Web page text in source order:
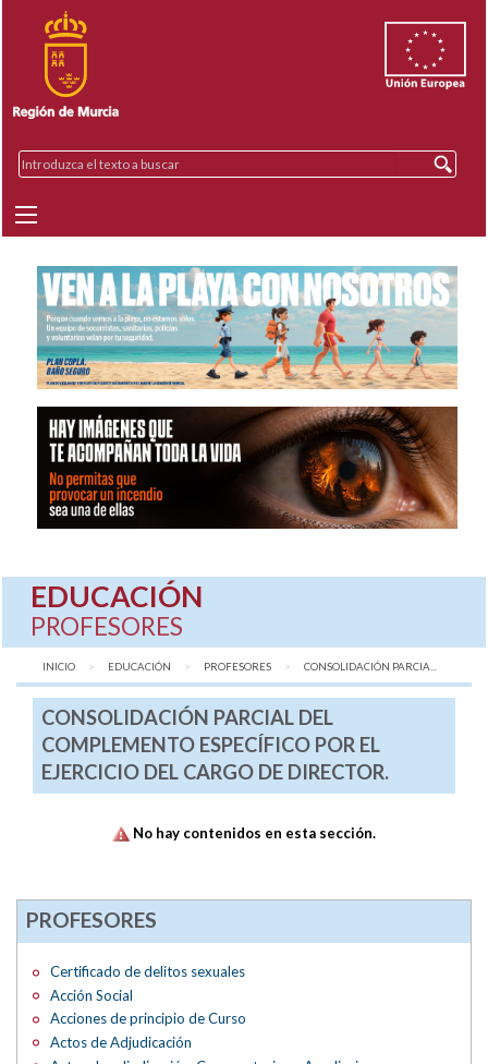
EDUCACIÓN
PROFESORES
INICIO EDUCACIÓN PROFESORES AQUÍ:
CONSOLIDACIÓN PARCIA...
CONSOLIDACIÓN PARCIAL DEL
COMPLEMENTO ESPECÍFICO POR EL
EJERCICIO DEL CARGO DE DIRECTOR.
No hay contenidos en esta sección.
PROFESORES
Certificado de delitos sexuales
Acción Social
Acciones de principio de Curso
Actos de Adjudicación